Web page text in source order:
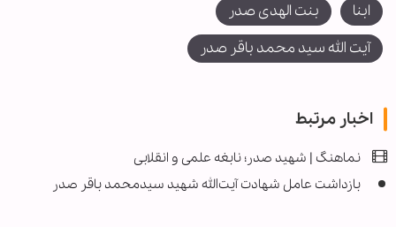
ابنا
بنت الهدی صدر
آیت الله سید محمد باقر صدر
اخبار مرتبط
نماهنگ | شهید صدر؛ نابغه علمی و انقلابی
بازداشت عامل شهادت آیت‌الله شهید سیدمحمد باقر صدر